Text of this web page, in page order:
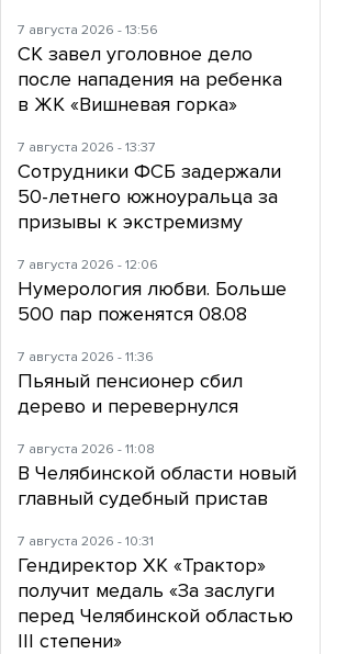
7 августа 2026 - 13:56
СК завел уголовное дело
после нападения на ребенка
в ЖК «Вишневая горка»
7 августа 2026 - 13:37
Сотрудники ФСБ задержали
50-летнего южноуральца за
призывы к экстремизму
7 августа 2026 - 12:06
Нумерология любви. Больше
500 пар поженятся 08.08
7 августа 2026 - 11:36
Пьяный пенсионер сбил
дерево и перевернулся
7 августа 2026 - 11:08
В Челябинской области новый
главный судебный пристав
7 августа 2026 - 10:31
Гендиректор ХК «Трактор»
получит медаль «За заслуги
перед Челябинской областью
III степени»